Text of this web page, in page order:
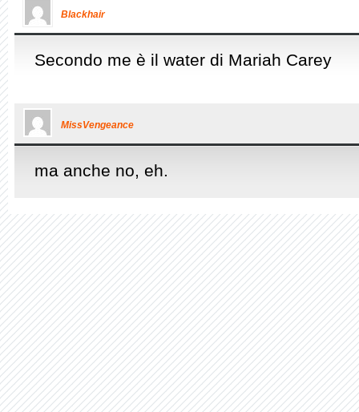
Blackhair
Secondo me è il water di Mariah Carey
MissVengeance
ma anche no, eh.